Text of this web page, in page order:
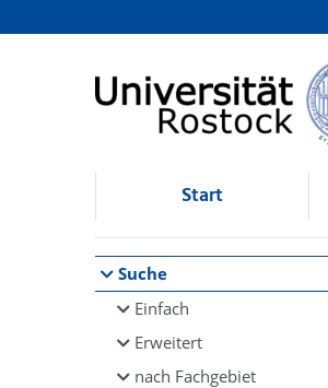
Browsen
direkt zum Inhalt
Start
Suche
Einfach
Erweitert
nach Fachgebiet